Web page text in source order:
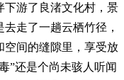
下游了良渚文化村，景
走了一趟云栖竹径，
空间的缝隙里，享受放
”还是个尚未骇人听闻